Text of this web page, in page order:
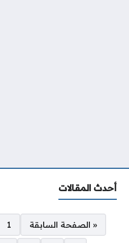
أحدث المقالات
صفحات:
« الصفحة السابقة 1